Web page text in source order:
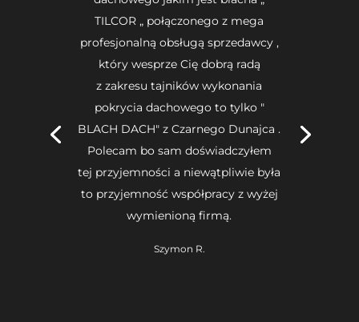
TILCOR „ połączonego z mega
profesjonalną obsługą sprzedawcy ,
który wesprze Cię dobrą radą
z zakresu tajników wykonania
pokrycia dachowego to tylko "
BLACH DACH" z Czarnego Dunajca .
Polecam bo sam doświadczyłem
tej przyjemności a niewątpliwie była
to przyjemność współpracy z wyżej
wymienioną firmą.
Szymon R.